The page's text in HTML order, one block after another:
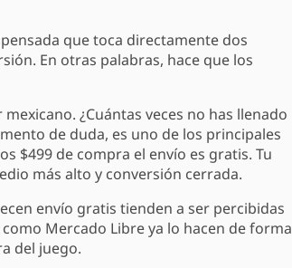
que toca directamente dos
En otras palabras, hace que los
¿Cuántas veces no has llenado
de duda, es uno de los principales
$499 de compra el envío es gratis. Tu
más alto y conversión cerrada.
envío gratis tienden a ser percibidas
Mercado Libre ya lo hacen de forma
del juego.